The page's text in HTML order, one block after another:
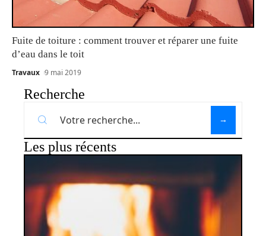
Fuite de toiture : comment trouver et réparer une fuite
d’eau dans le toit
Travaux 9 mai 2019
Recherche
Les plus récents